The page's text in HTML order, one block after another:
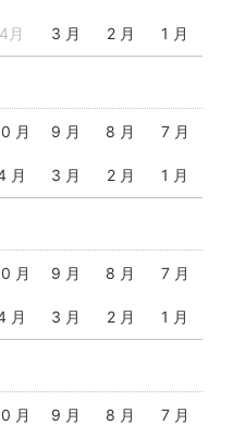
4月 3 月 2 月 1 月
月 9 月 8 月 7 月
月 3 月 2 月 1 月
月 9 月 8 月 7 月
月 3 月 2 月 1 月
月 9 月 8 月 7 月